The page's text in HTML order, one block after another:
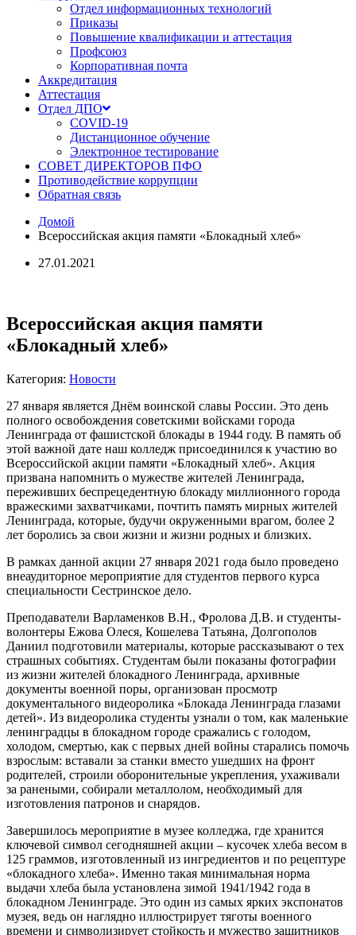
Отдел информационных технологий
Приказы
Повышение квалификации и аттестация
Профсоюз
Корпоративная почта
Аккредитация
Аттестация
Отдел ДПО
COVID-19
Дистанционное обучение
Электронное тестирование
СОВЕТ ДИРЕКТОРОВ ПФО
Противодействие коррупции
Обратная связь
Домой
Всероссийская акция памяти «Блокадный хлеб»
27.01.2021
Всероссийская акция памяти
«Блокадный хлеб»
Категория: Новости
27 января является Днём воинской славы России. Это день
полного освобождения советскими войсками города
Ленинграда от фашистской блокады в 1944 году. В память об
этой важной дате наш колледж присоединился к участию во
Всероссийской акции памяти «Блокадный хлеб». Акция
призвана напомнить о мужестве жителей Ленинграда,
переживших беспрецедентную блокаду миллионного города
вражескими захватчиками, почтить память мирных жителей
Ленинграда, которые, будучи окруженными врагом, более 2
лет боролись за свои жизни и жизни родных и близких.
В рамках данной акции 27 января 2021 года было проведено
внеаудиторное мероприятие для студентов первого курса
специальности Сестринское дело.
Преподаватели Варламенков В.Н., Фролова Д.В. и студенты-
волонтеры Ежова Олеся, Кошелева Татьяна, Долгополов
Даниил подготовили материалы, которые рассказывают о тех
страшных событиях. Студентам были показаны фотографии
из жизни жителей блокадного Ленинграда, архивные
документы военной поры, организован просмотр
документального видеоролика «Блокада Ленинграда глазами
детей». Из видеоролика студенты узнали о том, как маленькие
ленинградцы в блокадном городе сражались с голодом,
холодом, смертью, как с первых дней войны старались помочь
взрослым: вставали за станки вместо ушедших на фронт
родителей, строили оборонительные укрепления, ухаживали
за ранеными, собирали металлолом, необходимый для
изготовления патронов и снарядов.
Завершилось мероприятие в музее колледжа, где хранится
ключевой символ сегодняшней акции – кусочек хлеба весом в
125 граммов, изготовленный из ингредиентов и по рецептуре
«блокадного хлеба». Именно такая минимальная норма
выдачи хлеба была установлена зимой 1941/1942 года в
блокадном Ленинграде. Это один из самых ярких экспонатов
музея, ведь он наглядно иллюстрирует тяготы военного
времени и символизирует стойкость и мужество защитников